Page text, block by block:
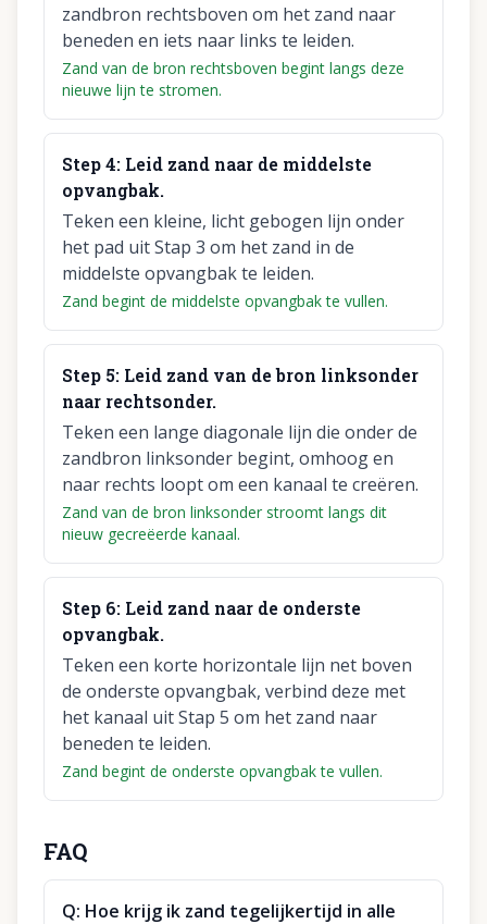
zandbron rechtsboven om het zand naar
beneden en iets naar links te leiden.
Zand van de bron rechtsboven begint langs deze
nieuwe lijn te stromen.
Step4: Leid zand naar de middelste
opvangbak.
Teken een kleine, licht gebogen lijn onder
het pad uit Stap 3 om het zand in de
middelste opvangbak te leiden.
Zand begint de middelste opvangbak te vullen.
Step 5: Leid zand van de bron linksonder
naar rechtsonder.
Teken een lange diagonale lijn die onder de
zandbron linksonder begint, omhoog en
naar rechts loopt om een kanaal te creëren.
Zand van de bron linksonder stroomt langs dit
nieuw gecreëerde kanaal.
Step 6: Leid zand naar de onderste
opvangbak.
Teken een korte horizontale lijn net boven
de onderste opvangbak, verbind deze met
het kanaal uit Stap 5 om het zand naar
beneden te leiden.
Zand begint de onderste opvangbak te vullen.
FAQ
Q: Hoe krijg ik zand tegelijkertijd in alle